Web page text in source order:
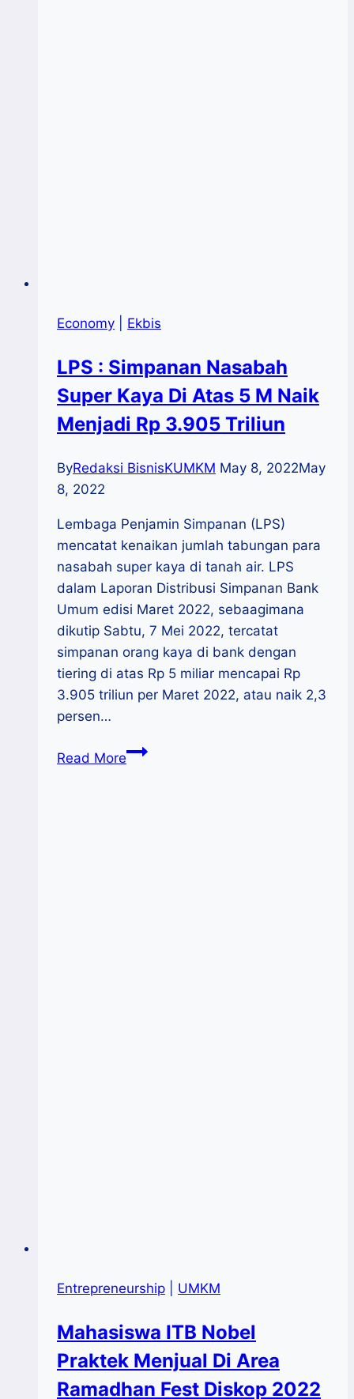
Economy Ekbis
LPS : Simpanan Nasabah
Super Kaya Di Atas 5 M Naik
Menjadi Rp 3.905 Triliun
ByRedaksi BisnisKUMKM May 8, 2022May
8, 2022
Lembaga Penjamin Simpanan (LPS)
mencatat kenaikan jumlah tabungan para
nasabah super kaya di tanah air. LPS
dalam Laporan Distribusi Simpanan Bank
Umum edisi Maret 2022, sebaagimana
dikutip Sabtu, 7 Mei 2022, tercatat
simpanan orang kaya di bank dengan
tiering di atas Rp 5 miliar mencapai Rp
3.905 triliun per Maret 2022, atau naik 2,3
persen…
Read MoreLPS
Entrepreneurship UMKM
Mahasiswa ITB Nobel
Praktek Menjual Di Area
Ramadhan Fest Diskop 2022